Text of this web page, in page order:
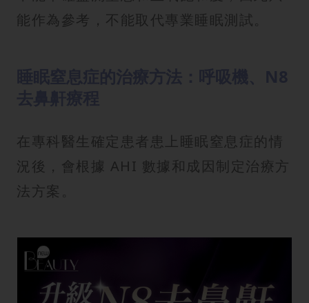
能作為參考，不能取代專業睡眠測試。
在專科醫生確定患者患上睡眠窒息症的情
況後，會根據 AHI 數據和成因制定治療方
法方案。